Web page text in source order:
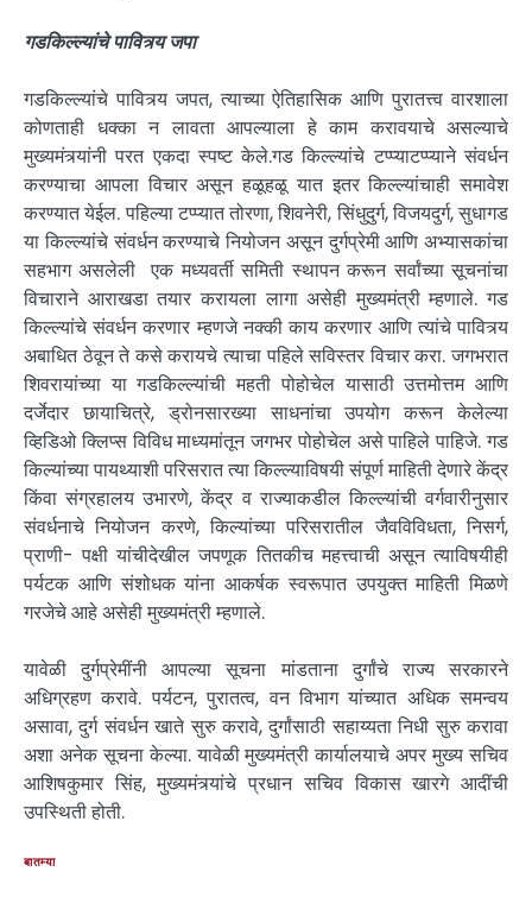
गडकिल्ल्यांचे पावित्र्य जपा
गडकिल्ल्यांचे पावित्र्य जपत, त्याच्या ऐतिहासिक आणि पुरातत्त्व वारशाला
कोणताही धक्का न लावता आपल्याला हे काम करावयाचे असल्याचे
मुख्यमंत्र्यांनी परत एकदा स्पष्ट केले.गड किल्ल्यांचे टप्प्याटप्प्याने संवर्धन
करण्याचा आपला विचार असून हळूहळू यात इतर किल्ल्यांचाही समावेश
करण्यात येईल. पहिल्या टप्प्यात तोरणा, शिवनेरी, सिंधुदुर्ग, विजयदुर्ग, सुधागड
या किल्ल्यांचे संवर्धन करण्याचे नियोजन असून दुर्गप्रेमी आणि अभ्यासकांचा
सहभाग असलेली एक मध्यवर्ती समिती स्थापन करून सर्वांच्या सूचनांचा
विचाराने आराखडा तयार करायला लागा असेही मुख्यमंत्री म्हणाले. गड
किल्ल्यांचे संवर्धन करणार म्हणजे नक्की काय करणार आणि त्यांचे पावित्र्य
अबाधित ठेवून ते कसे करायचे त्याचा पहिले सविस्तर विचार करा. जगभरात
शिवरायांच्या या गडकिल्ल्यांची महती पोहोचेल यासाठी उत्तमोत्तम आणि
दर्जेदार छायाचित्रे, ड्रोनसारख्या साधनांचा उपयोग करून केलेल्या
व्हिडिओ क्लिप्स विविध माध्यमांतून जगभर पोहोचेल असे पाहिले पाहिजे. गड
किल्यांच्या पायथ्याशी परिसरात त्या किल्ल्याविषयी संपूर्ण माहिती देणारे केंद्र
किंवा संग्रहालय उभारणे, केंद्र व राज्याकडील किल्ल्यांची वर्गवारीनुसार
संवर्धनाचे नियोजन करणे, किल्यांच्या परिसरातील जैवविविधता, निसर्ग,
प्राणी- पक्षी यांचीदेखील जपणूक तितकीच महत्त्वाची असून त्याविषयीही
पर्यटक आणि संशोधक यांना आकर्षक स्वरूपात उपयुक्त माहिती मिळणे
गरजेचे आहे असेही मुख्यमंत्री म्हणाले.
यावेळी दुर्गप्रेमींनी आपल्या सूचना मांडताना दुर्गांचे राज्य सरकारने
अधिग्रहण करावे. पर्यटन, पुरातत्व, वन विभाग यांच्यात अधिक समन्वय
असावा, दुर्ग संवर्धन खाते सुरु करावे, दुर्गांसाठी सहाय्यता निधी सुरु करावा
अशा अनेक सूचना केल्या. यावेळी मुख्यमंत्री कार्यालयाचे अपर मुख्य सचिव
आशिषकुमार सिंह, मुख्यमंत्र्यांचे प्रधान सचिव विकास खारगे आदींची
उपस्थिती होती.
बातम्या